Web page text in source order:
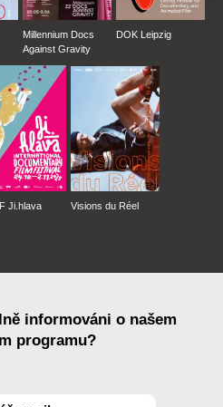
Millennium Docs
Against Gravity
DOK Leipzig
Ji.hlava Visions du Réel
informováni o našem
programu?